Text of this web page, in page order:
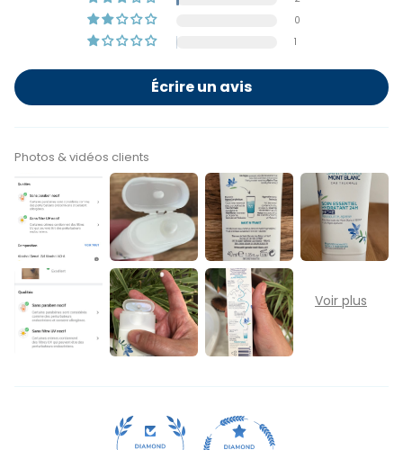
0
1
Écrire un avis
Photos & vidéos clients